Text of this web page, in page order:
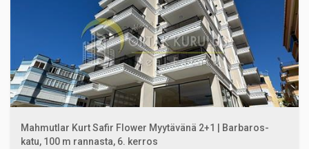
Mahmutlar Kurt Safir Flower Myytävänä 2+1 | Barbaros-
katu, 100 m rannasta, 6. kerros